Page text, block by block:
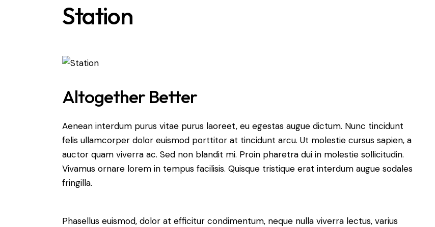
Station
Altogether Better
Aenean interdum purus vitae purus laoreet, eu egestas augue dictum. Nunc tincidunt
felis ullamcorper dolor euismod porttitor at tincidunt arcu. Ut molestie cursus sapien, a
auctor quam viverra ac. Sed non blandit mi. Proin pharetra dui in molestie sollicitudin.
Vivamus ornare lorem in tempus facilisis. Quisque tristique erat interdum augue sodales
fringilla.
Phasellus euismod, dolor at efficitur condimentum, neque nulla viverra lectus, varius